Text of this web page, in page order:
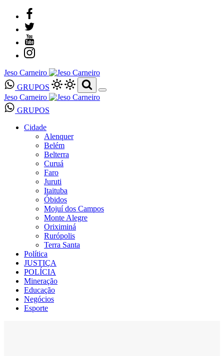
Jeso Carneiro
GRUPOS
Jeso Carneiro
GRUPOS
Cidade
Alenquer
Belém
Belterra
Curuá
Faro
Juruti
Itaituba
Óbidos
Mojuí dos Campos
Monte Alegre
Oriximiná
Rurópolis
Terra Santa
Política
JUSTIÇA
POLÍCIA
Mineração
Educação
Negócios
Esporte